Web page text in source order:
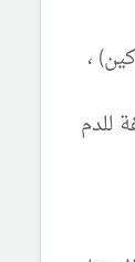
،
للدم